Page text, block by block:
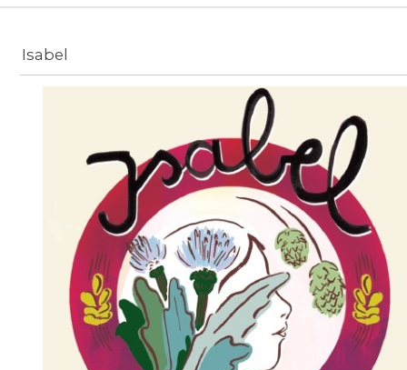
Elementi Navigazione
Isabel